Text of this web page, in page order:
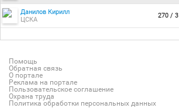
Данилов Кирилл
ЦСКА
270 / 3
Помощь
Обратная связь
О портале
Реклама на портале
Пользовательское соглашение
Охрана труда
Политика обработки персональных данных